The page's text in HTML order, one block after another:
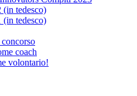
tedesco)
tedesco)
coach
volontario!